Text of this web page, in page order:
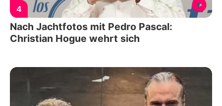
4
Nach Jachtfotos mit Pedro Pascal:
Christian Hogue wehrt sich